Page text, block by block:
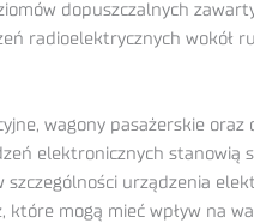
dopuszczalnych
radioelektrycznych wokół
wagony pasażerskie
elektronicznych stanowią
urządzenia
mogą mieć wpływ na